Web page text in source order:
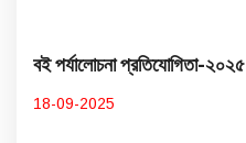
বই পর্যালোচনা প্রতিযোগিতা-২০২৫
18-09-2025